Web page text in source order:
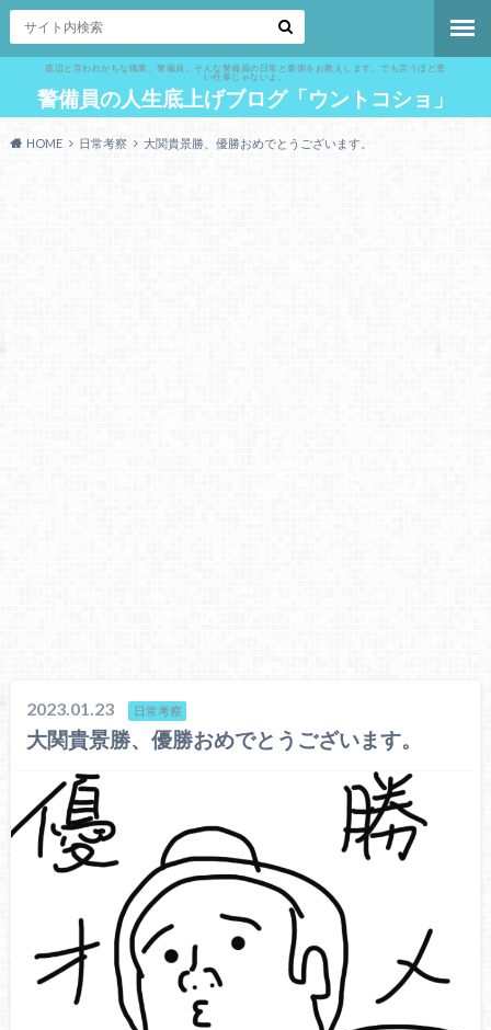
底辺と言われがちな職業、警備員。そんな警備員の日常と裏側をお教えします。でも言うほど悪
い仕事じゃないよ。
警備員の人生底上げブログ「ウントコショ」
HOME 日常考察 大関貴景勝、優勝おめでとうございます。
2023.01.23 日常考察
大関貴景勝、優勝おめでとうございます。